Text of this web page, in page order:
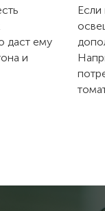
даст ему
и
Если